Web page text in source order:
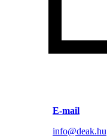
E-mail
info@deak.hu